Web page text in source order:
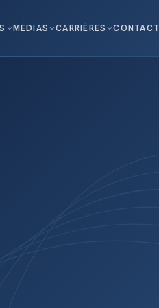
MÉDIAS CARRIÈRES CONTACT